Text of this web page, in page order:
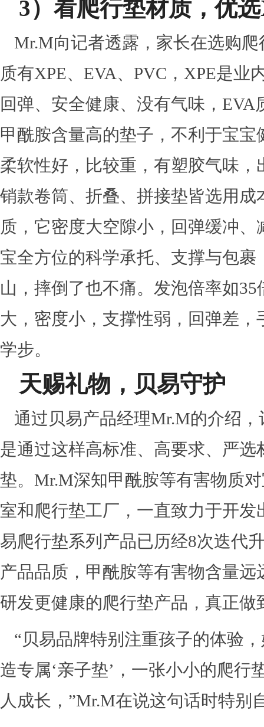
3） 看爬行垫材质，优
Mr.M向记者透露，家长在选购
质有XPE、EVA、PVC，XPE是
回弹、安全健康、没有气味，
甲酰胺含量高的垫子，不利于宝
柔软性好，比较重，有塑胶气味
销款卷筒、折叠、拼接垫皆选用
质，它密度大空隙小，回弹缓冲
宝全方位的科学承托、支撑与包
山，摔倒了也不痛。发泡倍率如
大，密度小，支撑性弱，回弹差
学步。
天赐礼物，贝易守护
通过贝易产品经理Mr.M的介绍
是通过这样高标准、高要求、严
垫。Mr.M深知甲酰胺等有害物质
室和爬行垫工厂，一直致力于开
易爬行垫系列产品已历经8次迭代
产品品质，甲酰胺等有害物含量
研发更健康的爬行垫产品，真正
“贝易品牌特别注重孩子的体验
造专属‘亲子垫’，一张小小的爬
人成长，”Mr.M在说这句话时特别